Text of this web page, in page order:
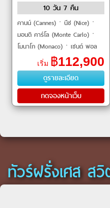
10 วัน 7 คืน
คานน์ (Cannes)ㆍนีซ (Nice)ㆍ
มอนติ คาร์โล (Monte Carlo)ㆍ
โมนาโก (Monaco)ㆍเซนต์ พอล
เดอ วองซ์ (Saint-Paul de Vence)
ㆍพรอมเมอนาด เดส์ อองเกลส์
(Promenade des Anglais)ㆍ�
เริ่ม ฿112,900
ดูรายละเอียด
กดจองหน้าเว็บ
ทัวร์ฝรั่งเศส สวิ